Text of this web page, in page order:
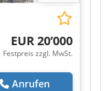
EUR 20’000
Festpreis zzgl. MwSt.
Anrufen